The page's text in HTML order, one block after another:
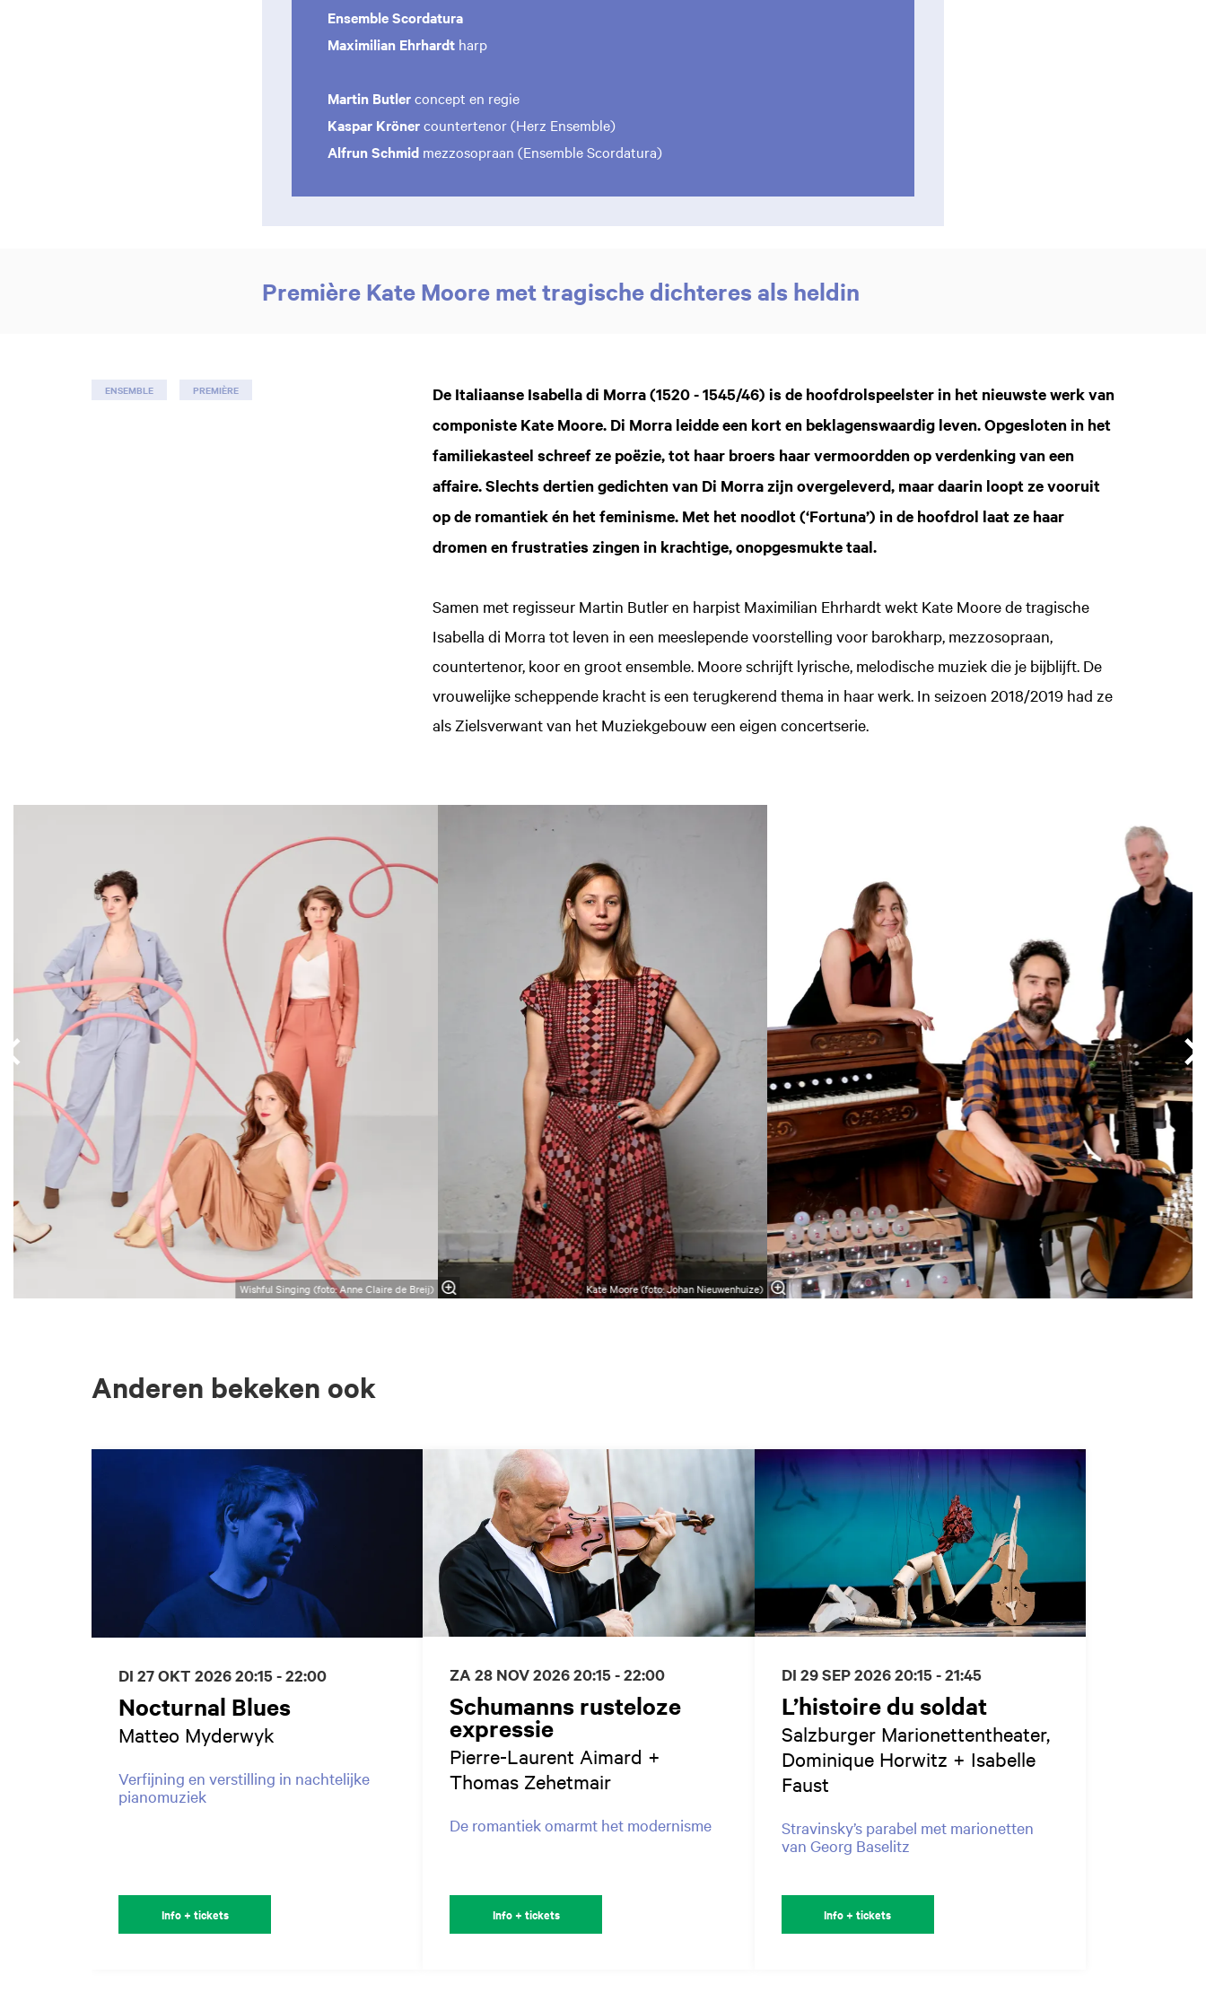
Ensemble Scordatura
Maximilian Ehrhardt harp
Martin Butlerconcept en regie
Kaspar Krönercountertenor (Herz Ensemble)
Alfrun Schmid mezzosopraan (Ensemble Scordatura)
Première Kate Moore met tragische dichteres als heldin
De Italiaanse Isabella di Morra (1520 - 1545/46) is de hoofdrolspeelster in het nieuwste werk van
componiste Kate Moore. Di Morra leidde een kort en beklagenswaardig leven. Opgesloten in het
familiekasteel schreef ze poëzie, tot haar broers haar vermoordden op verdenking van een
affaire. Slechts dertien gedichten van Di Morra zijn overgeleverd, maar daarin loopt ze vooruit
op de romantiek én het feminisme. Met het noodlot (‘Fortuna’) in de hoofdrol laat ze haar
dromen en frustraties zingen in krachtige, onopgesmukte taal.
Samen met regisseur Martin Butler en harpist Maximilian Ehrhardt wekt Kate Moore de tragische
Isabella di Morra tot leven in een meeslepende voorstelling voor barokharp, mezzosopraan,
countertenor, koor en groot ensemble. Moore schrijft lyrische, melodische muziek die je bijblijft. De
vrouwelijke scheppende kracht is een terugkerend thema in haar werk. In seizoen 2018/2019 had ze
als Zielsverwant van het Muziekgebouw een eigen concertserie.
ENSEMBLE PREMIÈRE
Wishful Singing (foto: Anne Claire de Breij) Kate Moore (foto: Johan Nieuwenhuize)
Inzoomen Inzoomen
Anderen bekeken ook
Nocturnal Blues
Matteo Myderwyk
Verfijning en verstilling in nachtelijke
pianomuziek
DI 27 OKT 202620:15 - 22:00
Info + tickets
Schumanns rusteloze
expressie
Pierre-Laurent Aimard +
Thomas Zehetmair
De romantiek omarmt het modernisme
ZA 28 NOV 202620:15 - 22:00
Info + tickets
L’histoire du soldat
Salzburger Marionettentheater,
Dominique Horwitz + Isabelle
Faust
Stravinsky’s parabel met marionetten
van Georg Baselitz
DI 29 SEP 202620:15 - 21:45
Info + tickets